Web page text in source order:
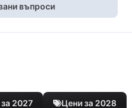
въпроси
2027 Цени за 2028